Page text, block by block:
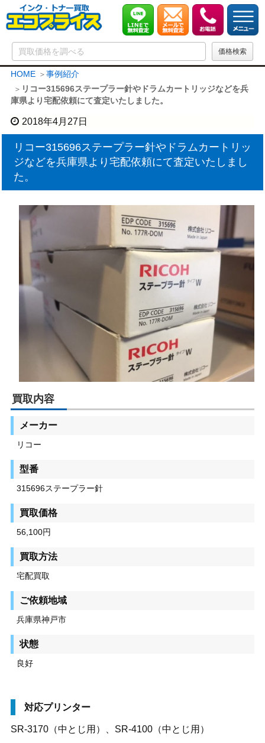
HOME
事例紹介
リコー315696ステープラー針やドラムカートリッジなどを兵
庫県より宅配依頼にて査定いたしました。
2018年4月27日
リコー315696ステープラー針やドラムカートリッ
ジなどを兵庫県より宅配依頼にて査定いたしまし
た。
買取内容
メーカー
リコー
型番
315696ステープラー針
買取価格
56,100円
買取方法
宅配買取
ご依頼地域
兵庫県神戸市
状態
良好
対応プリンター
SR-3170（中とじ用）、SR-4100（中とじ用）